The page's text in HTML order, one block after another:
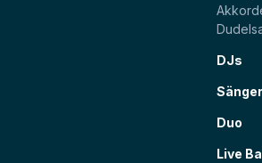
DJs
Sänger
Duo
Live